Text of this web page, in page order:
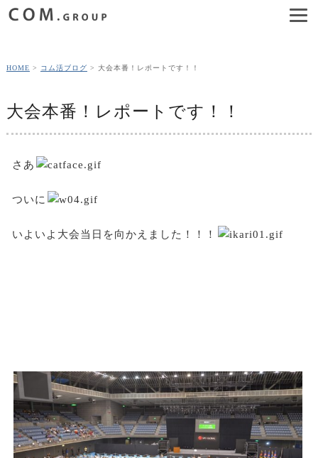
HOME コム活ブログ 大会本番！レポートです！！
大会本番！レポートです！！
さあ
ついに
いよいよ大会当日を向かえました！！！